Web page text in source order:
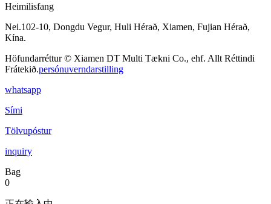
Heimilisfang
Nei.102-10, Dongdu Vegur, Huli Hérað, Xiamen, Fujian Hérað,
Kína.
Höfundarréttur © Xiamen DT Multi Tækni Co., ehf. Allt Réttindi
Frátekið.persónuverndarstilling
whatsapp
Sími
Tölvupóstur
inquiry
Bag
0